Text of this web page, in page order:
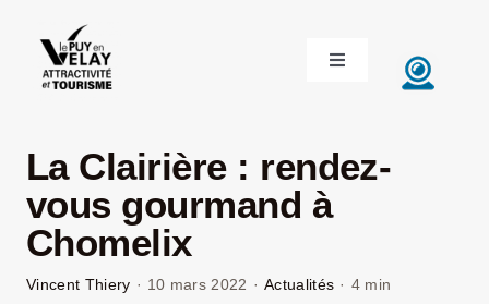
contenu
Toggle
Navigation
INVESTIR EN VELAY
La Clairière : rendez-
vous gourmand à
Chomelix
Vincent Thiery · 10 mars 2022 · Actualités · 4 min